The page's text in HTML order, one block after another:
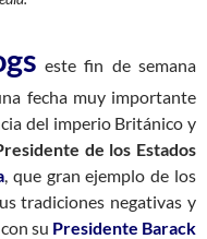
este fin de semana
fecha muy importante
del imperio Británico y
de los Estados
, que gran ejemplo de los
tradiciones negativas y
su Presidente Barack